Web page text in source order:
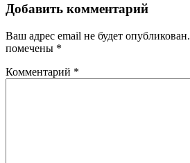
Добавить комментарий
Ваш адрес email не будет опубликован.
помечены *
Комментарий *